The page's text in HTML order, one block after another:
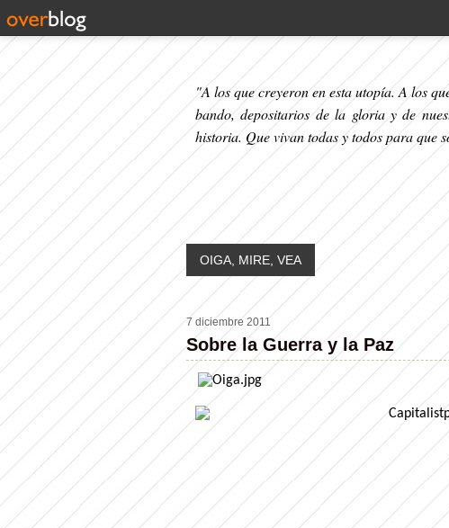
"A los que creyeron en esta utopía. A los
bando, depositarios de la gloria y de
historia. Que vivan todas y todos para que
OIGA, MIRE, VEA
7 diciembre 2011
Sobre la Guerra y la Paz